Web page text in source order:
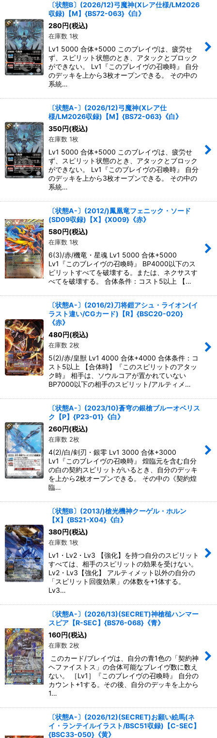
〔状態B〕(2026/12)弓魔神(Xレア仕様/LM2026
収録)【M】{BS72-063}《白》
280 円(税込)
在庫数 1枚
Lv1 5000 合体+5000 このブレイヴは、疲労せ
ず、スピリット状態のとき、アタックとブロック
ができない。 Lv1『このブレイヴの召喚時』 自分
のデッキを上から3枚オープンできる。 その中の
系統…
〔状態A-〕(2026/12)弓魔神(Xレア仕
様/LM2026収録)【M】{BS72-063}《白》
350 円(税込)
在庫数 1枚
Lv1 5000 合体+5000 このブレイヴは、疲労せ
ず、スピリット状態のとき、アタックとブロック
ができない。 Lv1『このブレイヴの召喚時』 自分
のデッキを上から3枚オープンできる。 その中の
系統…
〔状態A-〕(2012/)鳳凰竜フェニック・ソード
(SD09収録)【X】{X009}《赤》
580 円(税込)
在庫数 1枚
6(3)/赤/機竜・星魂 Lv1 5000 合体+5000
Lv1『このブレイヴの召喚時』 BP4000以下のス
ピリットすべてを破壊する。または、ネクサスす
べてを破壊する。 合体条件：コスト5以上 【…
〔状態A-〕(2016/2)刀将鎧アシュ・ライオン(イ
ラスト違い/CGカード)【R】{BSC20-020}
《赤》
480 円(税込)
在庫数 2枚
5(2)/赤/皇獣 Lv1 4000 合体+4000 合体条件：コ
スト5以上 【合体時】『このスピリットのアタッ
ク時』 相手は、ソウルコアが置かれていない
BP7000以下の相手のスピリット/アルティメ…
〔状態A-〕(2023/10)蒼穹の銀槍ブルーオベリス
ク【P】{P23-01}《白》
260 円(税込)
在庫数 2枚
4(2)/白/剣刃・銀零 Lv1 3000 合体+3000
Lv1『このブレイヴの召喚時』 煌臨元を含む自分
の白の契約スピリットがいるとき、自分のデッキ
を上から2枚オープンできる。 その中の《契約煌
臨…
〔状態B〕(2013/)槍光機神クーゲル・ホルン
【X】{BS21-X04}《白》
380 円(税込)
在庫数 1枚
Lv1・Lv2・Lv3 【強化】を持つ自分のスピリット
すべては、相手のスピリットの効果を受けない。
Lv2・Lv3【強化】 アルティメット以外の自分の
「スピリット回復効果」の体数を+1体する。
Lv3…
〔状態A-〕(2026/13)(SECRET)神槍槌ハンマー
スピア【R-SEC】{BS76-068}《青》
160 円(税込)
在庫数 2枚
このカード/ブレイヴは、自分の青1色の「契約神
ヘファイストス」の合体可能なブレイヴ数に数え
ない。 ［Lv1］『このブレイヴの召喚時』 自分の
カウント+1する。その後、自分のデッキを上から
1…
〔状態A-〕(2026/12)(SECRET)お願い絵馬(ネ
イ・ランテイルイラスト/BSC51収録)【C-SEC】
{BSC33-050}《黄》